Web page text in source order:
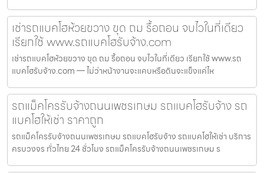
เช่ารถแบคโฮห้วยขวาง ขุด ถม รื้อถอน จบไวในที่เดียว
เรียกใช้ www.รถแบคโฮรับจ้าง.com
เช่ารถแบคโฮห้วยขวาง ขุด ถม รื้อถอน จบไวในที่เดียว เรียกใช้ www.รถ
แบคโฮรับจ้าง.com — ไม่ว่าหน้างานจะแคบหรือดินจะแข็งแค่ไห
รถแม็คโครรับจ้างถนนเพชรเกษม รถแบคโฮรับจ้าง รถ
แบคโฮให้เช่า ราคาถูก
รถแม็คโครรับจ้างถนนเพชรเกษม รถแบคโฮรับจ้าง รถแบคโฮให้เช่า บริการ
ครบวงจร ทั่วไทย 24 ชั่วโมง รถแม็คโครรับจ้างถนนเพชรเกษม ร